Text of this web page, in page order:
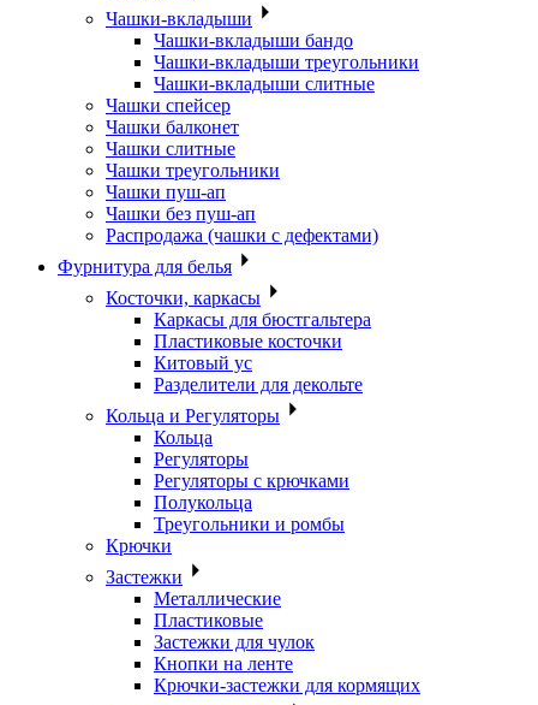
Чашки-вкладыши
Чашки-вкладыши бандо
Чашки-вкладыши треугольники
Чашки-вкладыши слитные
Чашки спейсер
Чашки балконет
Чашки слитные
Чашки треугольники
Чашки пуш-ап
Чашки без пуш-ап
Распродажа (чашки с дефектами)
Фурнитура для белья
Косточки, каркасы
Каркасы для бюстгальтера
Пластиковые косточки
Китовый ус
Разделители для декольте
Кольца и Регуляторы
Кольца
Регуляторы
Регуляторы с крючками
Полукольца
Треугольники и ромбы
Крючки
Застежки
Металлические
Пластиковые
Застежки для чулок
Кнопки на ленте
Крючки-застежки для кормящих